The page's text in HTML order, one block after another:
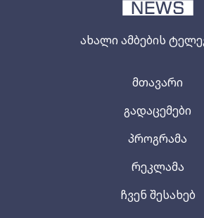
ახალი ამბების
მთავარი
გადაცემები
პროგრამა
რეკლამა
ჩვენ შესახებ